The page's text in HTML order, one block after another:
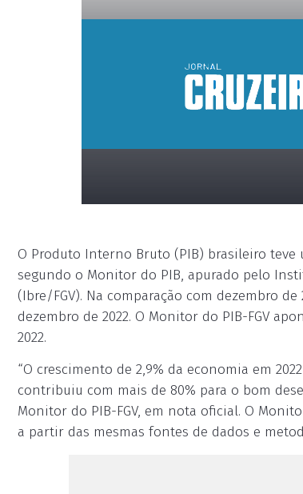
O Produto Interno Bruto (PIB) brasileiro teve
segundo o Monitor do PIB, apurado pelo
(Ibre/FGV). Na comparação com dezembro
dezembro de 2022. O Monitor do PIB-FGV
2022.
“O crescimento de 2,9% da economia em
contribuiu com mais de 80% para o bom
Monitor do PIB-FGV, em nota oficial. O
a partir das mesmas fontes de dados e